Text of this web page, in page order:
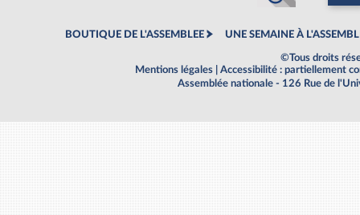
BOUTIQUE DE L'ASSEMBLEE UNE SEMAINE À
©Tous droits
Mentions légales
Accessibilité : partiellement
Assemblée nationale - 126 Rue de